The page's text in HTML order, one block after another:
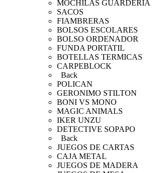
MOCHILAS GUARDERIA
SACOS
FIAMBRERAS
BOLSOS ESCOLARES
BOLSO ORDENADOR
FUNDA PORTATIL
BOTELLAS TERMICAS
CARPEBLOCK
Back
POLICAN
GERONIMO STILTON
BONI VS MONO
MAGIC ANIMALS
IKER UNZU
DETECTIVE SOPAPO
Back
JUEGOS DE CARTAS
CAJA METAL
JUEGOS DE MADERA